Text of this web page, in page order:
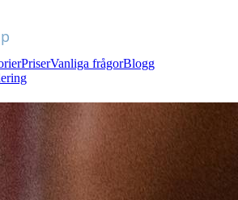
PriserVanliga frågorBlogg